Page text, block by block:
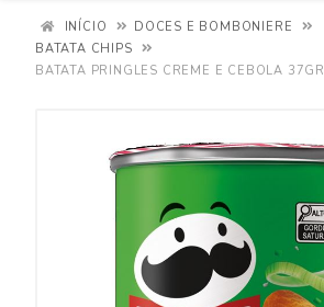
INÍCIO
DOCES E BOMBONIERE
BATATA CHIPS
BATATA PRINGLES CREME E CEBOLA 37GR